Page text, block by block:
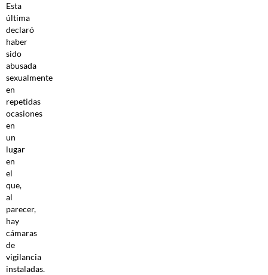
Esta
última
declaró
haber
sido
abusada
sexualmente
en
repetidas
ocasiones
en
un
lugar
en
el
que,
al
parecer,
hay
cámaras
de
vigilancia
instaladas.